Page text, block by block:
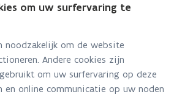
om uw surfervaring te
noodzakelijk om de website
Andere cookies zijn
om uw surfervaring op deze
en online communicatie op uw noden